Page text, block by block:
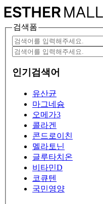
검색폼
인기검색어
유산균
마그네슘
오메가3
콜라겐
콘드로이친
멜라토닌
글루타치온
비타민D
코큐텐
국민영양